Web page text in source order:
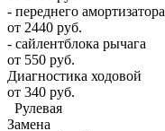
- переднего амортизатора
от 2440 руб.
- сайлентблока рычага
от 550 руб.
Диагностика ходовой
от 340 руб.
Рулевая
Замена